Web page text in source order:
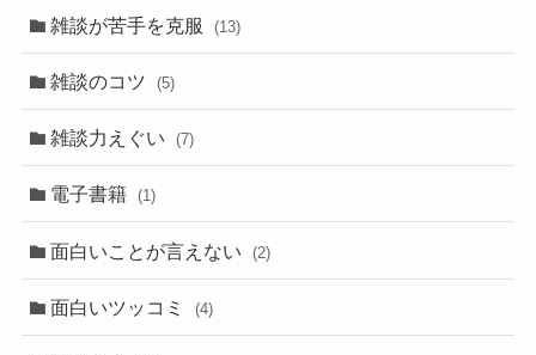
雑談が苦手を克服 (13)
雑談のコツ (5)
雑談力えぐい (7)
電子書籍 (1)
面白いことが言えない (2)
面白いツッコミ (4)